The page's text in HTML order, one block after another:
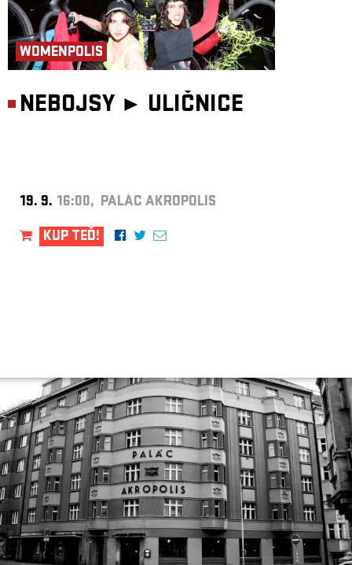
WOMENPOLIS
NEBOJSY ► ULIČNICE
19. 9. 16:00, PALÁC AKROPOLIS
KUP TEĎ!